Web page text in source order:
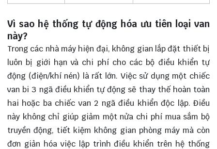
Vì sao hệ thống tự động hóa ưu tiên loại van
này?
Trong các nhà máy hiện đại, không gian lắp đặt thiết bị
luôn bị giới hạn và chi phí cho các bộ điều khiển tự
động (điện/khí nén) là rất lớn. Việc sử dụng một chiếc
van bi 3 ngã điều khiển tự động sẽ thay thế hoàn toàn
hai hoặc ba chiếc van 2 ngã điều khiển độc lập. Điều
này không chỉ giúp giảm một nửa chi phí mua sắm bộ
truyền động, tiết kiệm không gian phòng máy mà còn
đơn giản hóa việc lập trình điều khiển trên hệ thống